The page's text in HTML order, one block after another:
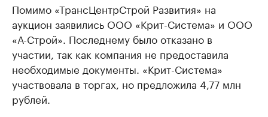
Помимо «ТрансЦентрСтрой Развития» на
аукцион заявились ООО «Крит-Система» и ООО
«А-Строй». Последнему было отказано в
участии, так как компания не предоставила
необходимые документы. «Крит-Система»
участвовала в торгах, но предложила 4,77 млн
рублей.